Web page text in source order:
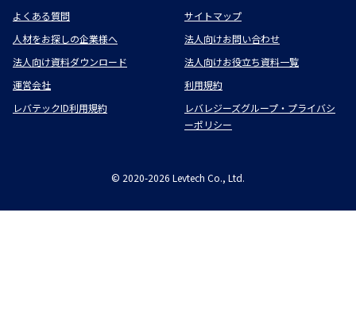
よくある質問
サイトマップ
人材をお探しの企業様へ
法人向けお問い合わせ
法人向け資料ダウンロード
法人向けお役立ち資料一覧
運営会社
利用規約
レバテックID利用規約
レバレジーズグループ・プライバシ
ーポリシー
© 2020-2026 Levtech Co., Ltd.